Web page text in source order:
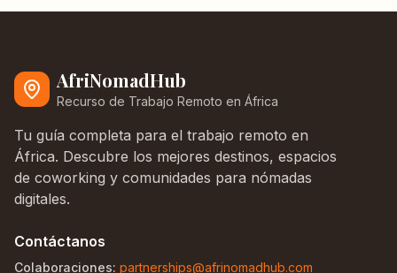
AfriNomadHub
Recurso de Trabajo Remoto en África
Tu guía completa para el trabajo remoto en
África. Descubre los mejores destinos, espacios
de coworking y comunidades para nómadas
digitales.
Contáctanos
Colaboraciones: partnerships@afrinomadhub.com